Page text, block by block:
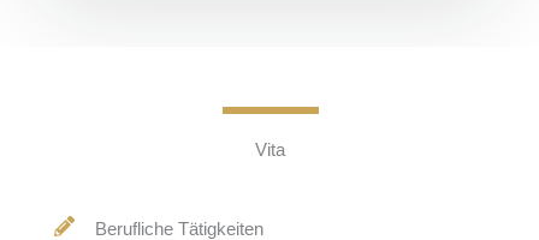
Vita
Berufliche Tätigkeiten